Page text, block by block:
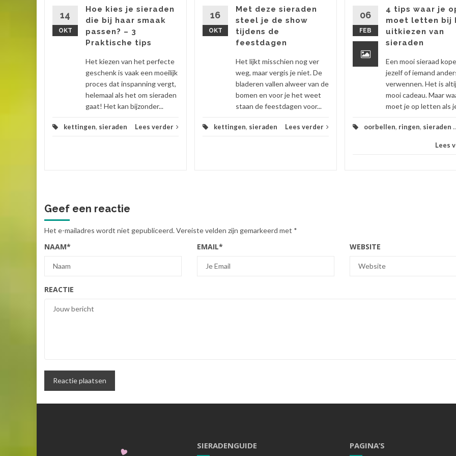
14
OKT
Hoe kies je sieraden
die bij haar smaak
passen? – 3
Praktische tips
Het kiezen van het perfecte
geschenk is vaak een moeilijk
proces dat inspanning vergt,
helemaal als het om sieraden
gaat! Het kan bijzonder...
kettingen, sieraden Lees verder
16
OKT
Met deze sieraden
steel je de show
tijdens de
feestdagen
Het lijkt misschien nog ver
weg, maar vergis je niet. De
bladeren vallen alweer van de
bomen en voor je het weet
staan de feestdagen voor...
kettingen, sieraden Lees verder
06
FEB
4 tips waar je
moet letten bij
uitkiezen van
sieraden
Een mooi sieraad
jezelf of iemand
verwennen. Het is
mooi cadeau. Maar
moet je op letten als
oorbellen, ringen, sieraden
Lees
Geef een reactie
Het e-mailadres wordt niet gepubliceerd.Vereiste velden zijn gemarkeerd met *
NAAM* EMAIL* WEBSITE
REACTIE
SIERADENGUIDE PAGINA’S